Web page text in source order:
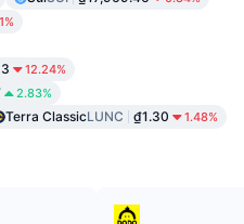
12.24%
2.83%
Terra ClassicLUNC ₫1.30 1.48%